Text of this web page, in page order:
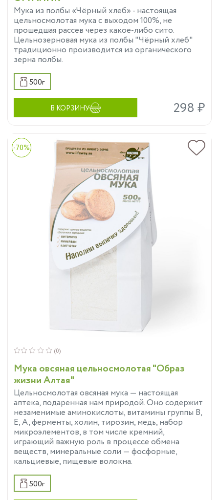
Мука из полбы «Чёрный хлеб» - настоящая
цельносмолотая мука с выходом 100%, не
прошедшая рассев через какое-либо сито.
Цельнозерновая мука из полбы "Чёрный хлеб"
традиционно производится из органического
зерна полбы.
500г
В КОРЗИНУ 298 ₽
-70%
Мука овсяная цельносмолотая "Образ
жизни Алтая"
Цельносмолотая овсяная мука — настоящая
аптека, подаренная нам природой. Оно содержит
незаменимые аминокислоты, витамины группы В,
Е, А, ферменты, холин, тирозин, медь, набор
микроэлементов, в том числе кремний,
играющий важную роль в процессе обмена
веществ, минеральные соли — фосфорные,
кальциевые, пищевые волокна.
(0)
500г